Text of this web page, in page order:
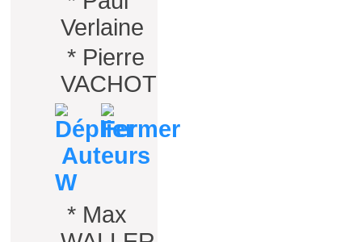
Verlaine
* Pierre
VACHOT
Auteurs
W
* Max